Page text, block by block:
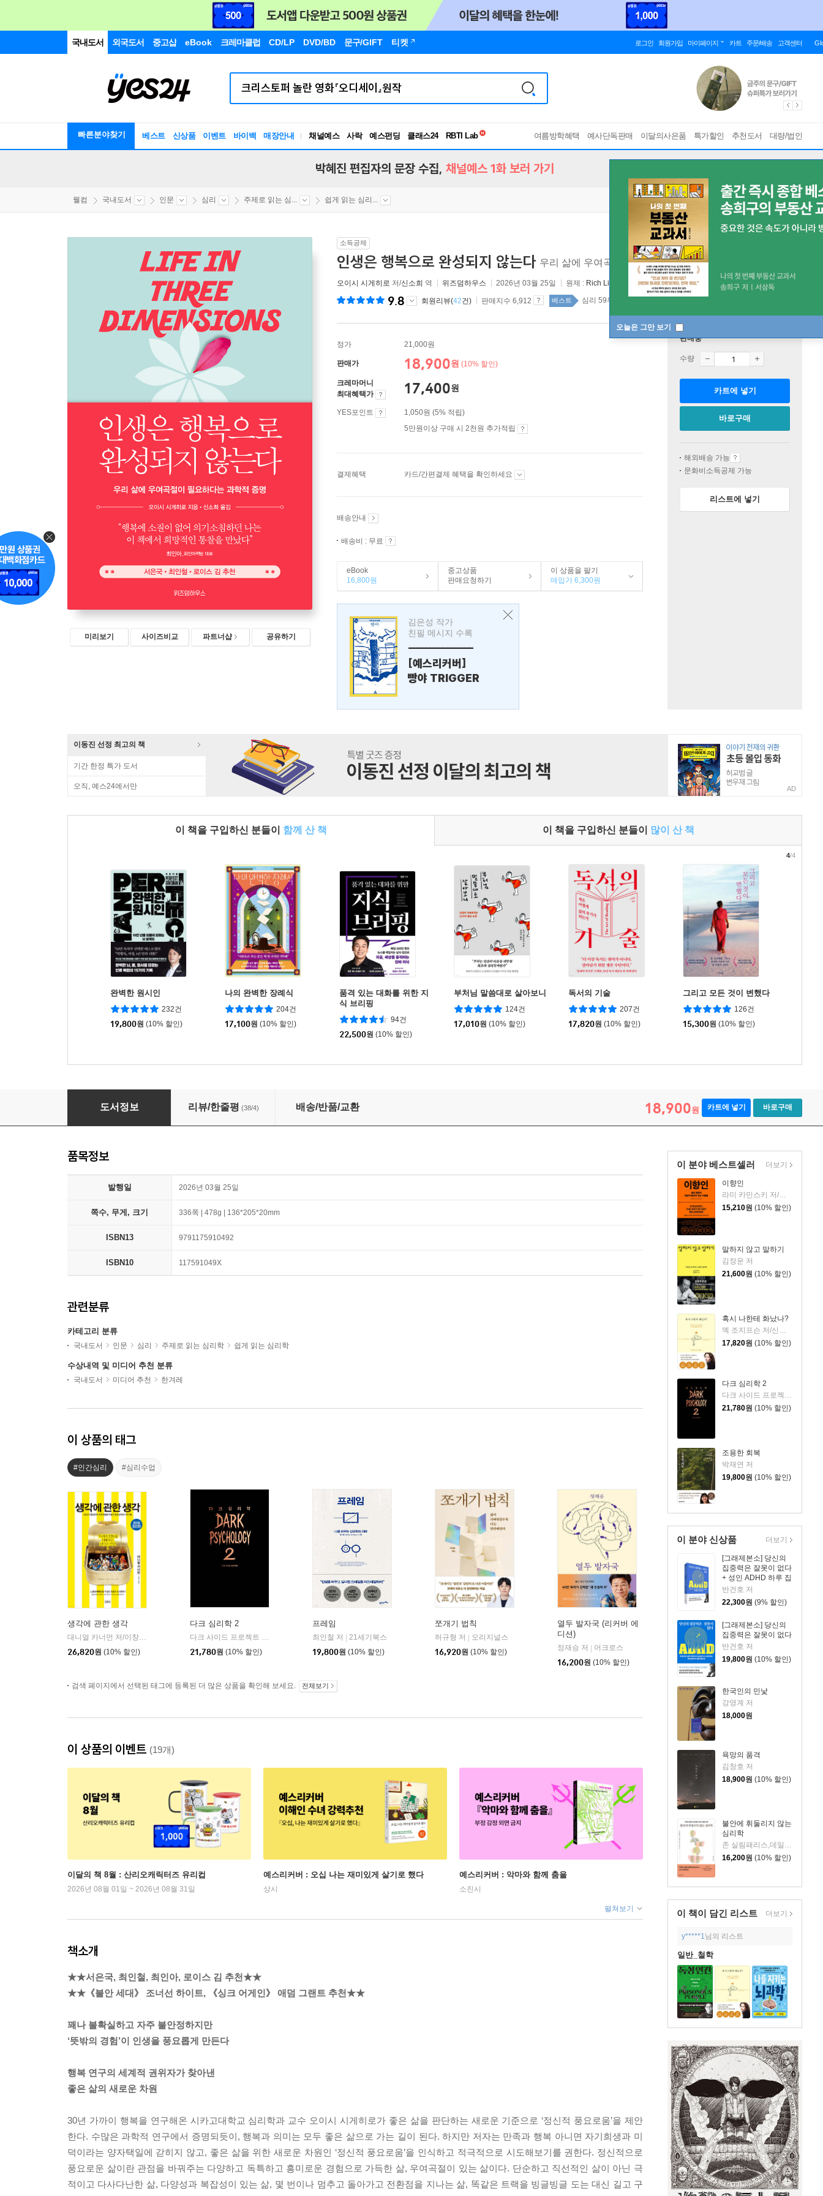
국내도서 외국도서 중고샵 eBook 크레마클럽 CD/LP DVD/BD 문구/GIFT 티켓 로그인 회원가입 마이페이지 카트 주문/배송 고객센터
빠른분야찾기 베스트 신상품 이벤트 바이백 매장안내 채널예스 사락 예스펀딩 클래스24
독서유형검사
여름방학혜택 예사단독판매 이달의사은품 특가할인 추천도서 대량/법인
오늘은 그만 보기
박혜진 편집자의 문장 수집, 채널예스 1화 보러 가기
웰컴 국내도서 인문 심리 주제로 읽는 심... 쉽게 읽는 심리...
미리보기 사이즈비교 파트너샵 공유하기
소득공제
인생은 행복으로 완성되지 않는다 우리 삶에 우여곡절이 필요하다는 과학적 증명
오이시 시게히로 저/신소희 역 위즈덤하우스 2026년 03월 25일 원제 : Rich Life
9.8 회원리뷰(42건) 판매지수 6,912 베스트 심리 59위
정가 21,000원
판매가 18,900원 (10% 할인)
크레마머니
최대혜택가
17,400원
YES포인트
1,050원 (5% 적립)
5만원이상 구매 시 2천원 추가적립
결제혜택 카드/간편결제 혜택을 확인하세요
배송안내
배송비 : 무료
eBook
16,800원
중고상품
판매요청하기
이 상품을 팔기
매입가 6,300원
김은성 작가
친필 메시지 수록
---------------
[예스리커버]
빵야 TRIGGER
판매중
수량
카트에 넣기
바로구매
해외배송 가능
문화비소득공제 가능
리스트에 넣기
이동진 선정 최고의 책
기간 한정 특가 도서
오직, 예스24에서만 AD
이 책을 구입하신 분들이 함께 산 책 이 책을 구입하신 분들이 많이 산 책
완벽한 원시인
232건
19,800원 (10% 할인)
나의 완벽한 장례식
204건
17,100원 (10% 할인)
품격 있는 대화를 위한 지
식 브리핑
94건
22,500원 (10% 할인)
부처님 말씀대로 살아보니
124건
17,010원 (10% 할인)
독서의 기술
207건
17,820원 (10% 할인)
그리고 모든 것이 변했다
126건
15,300원 (10% 할인)
4/4
인생은 행복으로 완성되지 않는다
도서정보 리뷰/한줄평 (38/4) 배송/반품/교환 18,900원 카트에 넣기 바로구매
이 분야 베스트셀러
이향인
라미 카민스키 저/최지숙 역
15,210원 (10% 할인)
말하지 않고 말하기
김정운 저
21,600원 (10% 할인)
혹시 나한테 화났나?
17,820원 (10% 할인)
다크 심리학 2
다크 사이드 프로젝트 저
21,780원 (10% 할인)
조용한 회복
박재연 저
19,800원 (10% 할인)
더보기
이 분야 신상품
[그래제본소] 당신의
집중력은 잘못이 없다
+ 성인 ADHD 하루 집
중 리마인더 킷
반건호 저
22,300원 (9% 할인)
[그래제본소] 당신의
집중력은 잘못이 없다
반건호 저
19,800원 (10% 할인)
한국인의 민낯
강영계 저
18,000원
욕망의 품격
김창호 저
18,900원 (10% 할인)
불안에 휘둘리지 않는
심리학
16,200원 (10% 할인)
더보기
이 책이 담긴 리스트 더보기
y*****1 님의 리스트
일반_철학
품목정보
발행일 2026년 03월 25일
쪽수, 무게, 크기 336쪽 | 478g | 136*205*20mm
ISBN13 9791175910492
ISBN10 117591049X
관련분류
카테고리 분류
국내도서 인문 심리 주제로 읽는 심리학 쉽게 읽는 심리학
수상내역 및 미디어 추천 분류
국내도서 미디어 추천 한겨레
이 상품의 태그
#인간심리 #심리수업
생각에 관한 생각
대니얼 카너먼 저/이창신 역
26,820원 (10% 할인)
다크 심리학 2
다크 사이드 프로젝트 저
21,780원 (10% 할인)
프레임
최인철 저
21세기북스
19,800원 (10% 할인)
쪼개기 법칙
허규형 저
오리지널스
16,920원 (10% 할인)
열두 발자국 (리커버 에
디션)
정재승 저
어크로스
16,200원 (10% 할인)
검색 페이지에서 선택된 태그에 등록된 더 많은 상품을 확인해 보세요. 전체보기
이 상품의 이벤트 (19개)
이달의 책 8월 : 산리오캐릭터즈 유리컵
2026년 08월 01일 ~ 2026년 08월 31일
예스리커버 : 오십 나는 재미있게 살기로 했다
상시
예스리커버 : 악마와 함께 춤을
소진시
펼쳐보기
책소개
★★서은국, 최인철, 최인아, 로이스 김 추천★★
★★《불안 세대》 조너선 하이트, 《싱크 어게인》 애덤 그랜트 추천★★
꽤나 불확실하고 자주 불안정하지만
‘뜻밖의 경험’이 인생을 풍요롭게 만든다
행복 연구의 세계적 권위자가 찾아낸
좋은 삶의 새로운 차원
30년 가까이 행복을 연구해온 시카고대학교 심리학과 교수 오이시 시게히로가 좋은 삶을 판단하는 새로운 기준으로 ‘정신적 풍요로움’을 제안
한다. 수많은 과학적 연구에서 증명되듯이, 행복과 의미는 모두 좋은 삶으로 가는 길이 된다. 하지만 저자는 만족과 행복 아니면 자기희생과 미
덕이라는 양자택일에 갇히지 않고, 좋은 삶을 위한 새로운 차원인 ‘정신적 풍요로움’을 인식하고 적극적으로 시도해보기를 권한다. 정신적으로
풍요로운 삶이란 관점을 바꿔주는 다양하고 독특하고 흥미로운 경험으로 가득한 삶, 우여곡절이 있는 삶이다. 단순하고 직선적인 삶이 아닌 극
적이고 다사다난한 삶, 다양성과 복잡성이 있는 삶, 몇 번이나 멈추고 돌아가고 전환점을 지나는 삶, 똑같은 트랙을 빙글빙글 도는 대신 길고 구